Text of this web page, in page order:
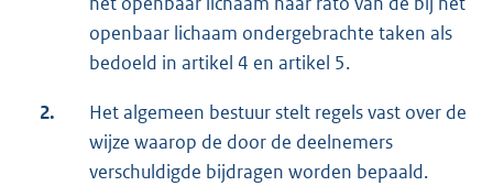
openbaar lichaam ondergebrachte taken als
bedoeld in artikel 4 en artikel 5.
2.
Het algemeen bestuur stelt regels vast over de
wijze waarop de door de deelnemers
verschuldigde bijdragen worden bepaald.